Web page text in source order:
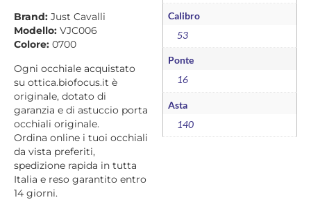
Brand: Just Cavalli
Modello: VJC006
Colore: 0700
Ogni occhiale acquistato
su ottica.biofocus.it è
originale, dotato di
garanzia e di astuccio porta
occhiali originale.
Ordina online i tuoi occhiali
da vista preferiti,
spedizione rapida in tutta
Italia e reso garantito entro
14 giorni.
Calibro
53
Ponte
16
Asta
140